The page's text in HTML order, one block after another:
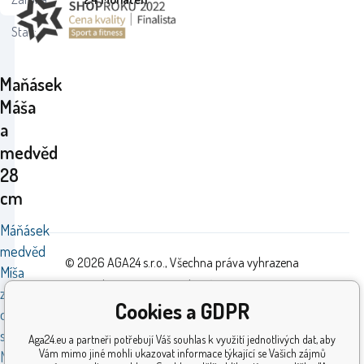
Maňásek
Máša
a
medvěd
28
cm
Máňásek
medvěd
Míša
z oblíbeného
dětského
seriálu
Máša
Stav:
© 2026 AGA24 s.r.o., Všechna práva vyhrazena
Tvorba a pronájem eshopůBINARGON.cz
Cookies a GDPR
Aga24.eu a partneři potřebují Váš souhlas k využití jednotlivých dat, aby
Vám mimo jiné mohli ukazovat informace týkající se Vašich zájmů